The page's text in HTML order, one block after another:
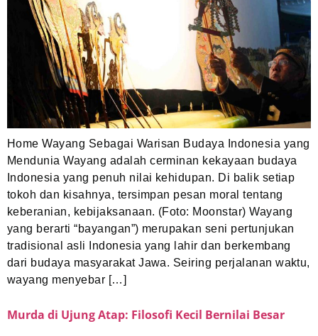
Home Wayang Sebagai Warisan Budaya Indonesia yang
Mendunia Wayang adalah cerminan kekayaan budaya
Indonesia yang penuh nilai kehidupan. Di balik setiap
tokoh dan kisahnya, tersimpan pesan moral tentang
keberanian, kebijaksanaan. (Foto: Moonstar) Wayang
yang berarti “bayangan”) merupakan seni pertunjukan
tradisional asli Indonesia yang lahir dan berkembang
dari budaya masyarakat Jawa. Seiring perjalanan waktu,
wayang menyebar […]
Murda di Ujung Atap: Filosofi Kecil Bernilai Besar